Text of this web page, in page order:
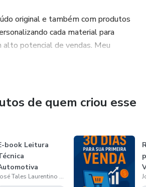
original e também com produtos
cada material para
alto potencial de vendas. Meu
e estratégias que convertem.
ou vender, estou pronto para
e-books de sucesso.
de quem criou esse
book Leitura
José Tales Laurentino dos Santos